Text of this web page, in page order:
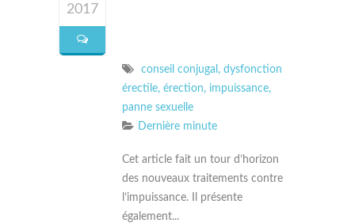
2017
conseil conjugal , dysfonction
érectile, érection, impuissance,
panne sexuelle
Dernière minute
Cet article fait un tour d’horizon
des nouveaux traitements contre
l’impuissance. Il présente
également...